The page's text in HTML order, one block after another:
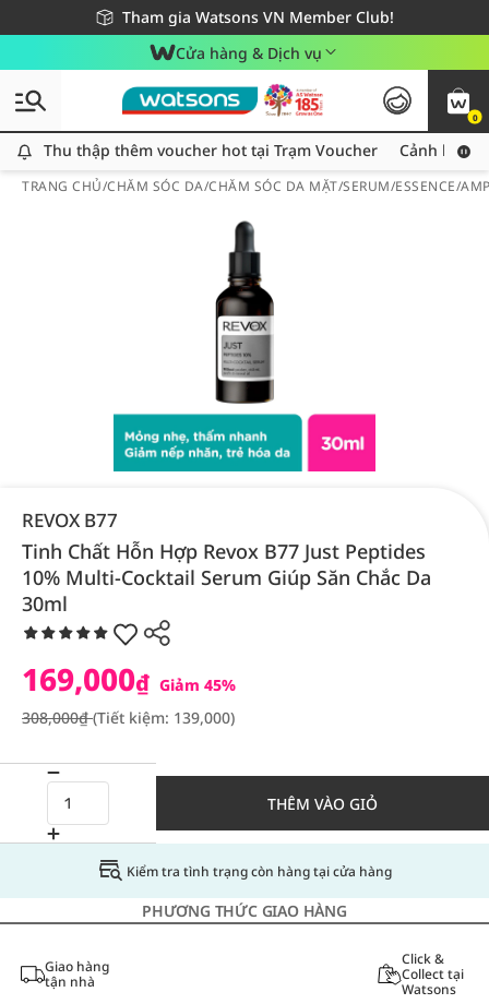
Tham gia Watsons VN Member Club!
Miễn phí giao hàng cho đơn hàng từ 249,000Đ
Giao hàng nhanh 24h - Áp dụng khu vực TP. Hồ Chí Minh
Cửa hàng & Dịch vụ
0
Thu thập thêm voucher hot tại Trạm Voucher
Thu thập thêm voucher hot tại Trạm Voucher Cảnh báo
TRANG CHỦ/CHĂM SÓC DA/CHĂM SÓC DA MẶT/SERUM/ESSENCE/
REVOX B77
Tinh Chất Hỗn Hợp Revox B77 Just Peptides
10% Multi-Cocktail Serum Giúp Săn Chắc Da
30ml
169,000₫ Giảm 45%
308,000₫(Tiết kiệm: 139,000)
THÊM VÀO GIỎ
Kiểm tra tình trạng còn hàng tại cửa hàng
PHƯƠNG THỨC GIAO HÀNG
Giao hàng
tận nhà
Click &
Collect tại
Watsons